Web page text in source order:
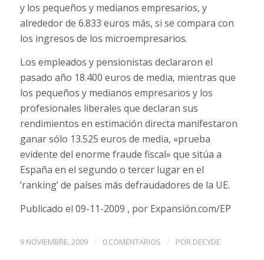
y los pequeños y medianos empresarios, y
alrededor de 6.833 euros más, si se compara con
los ingresos de los microempresarios.
Los empleados y pensionistas declararon el
pasado año 18.400 euros de media, mientras que
los pequeños y medianos empresarios y los
profesionales liberales que declaran sus
rendimientos en estimación directa manifestaron
ganar sólo 13.525 euros de media, «prueba
evidente del enorme fraude fiscal» que sitúa a
España en el segundo o tercer lugar en el
‘ranking’ de países más defraudadores de la UE.
Publicado el 09-11-2009 , por Expansión.com/EP
9 NOVIEMBRE, 2009 / 0 COMENTARIOS / POR DECYDE